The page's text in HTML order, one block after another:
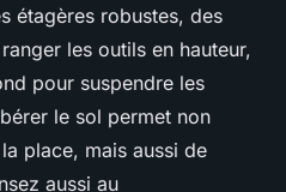
étagères robustes, des
les outils en hauteur,
pour suspendre les
le sol permet non
place, mais aussi de
aussi au